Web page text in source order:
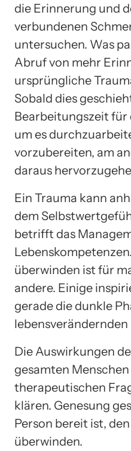
die Erinnerung und
verbundenen
untersuchen. Was
Abruf von mehr
ursprüngliche
Sobald dies
Bearbeitungszeit für
um es
vorzubereiten, am
daraus
Ein Trauma kann
dem
betrifft das
überwinden ist für
andere. Einige
gerade die dunkle
lebensverändernden
Die Auswirkungen
gesamten
therapeutischen
klären. Genesung
Person bereit ist,
überwinden.